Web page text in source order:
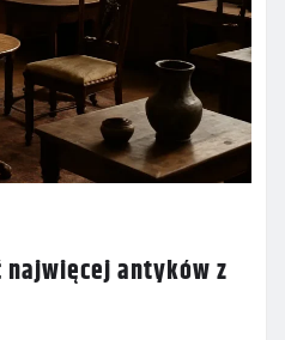
najwięcej antyków z